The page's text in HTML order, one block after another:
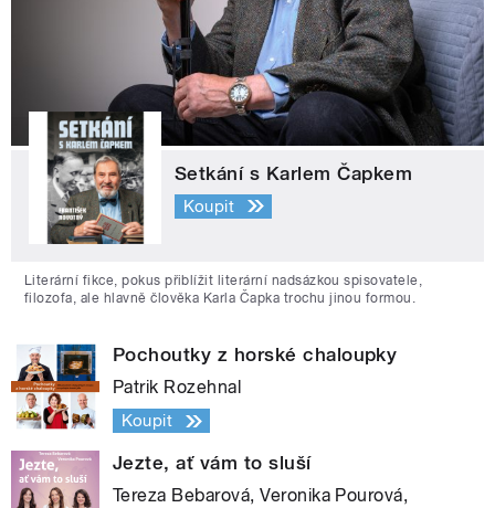
Setkání s Karlem Čapkem
Koupit
Literární fikce, pokus přiblížit literární nadsázkou spisovatele,
filozofa, ale hlavně člověka Karla Čapka trochu jinou formou.
Pochoutky z horské chaloupky
Patrik Rozehnal
Koupit
Jezte, ať vám to sluší
Tereza Bebarová, Veronika Pourová,